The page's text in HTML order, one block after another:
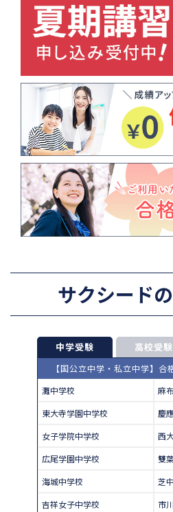
サクシード
中学受験 高校受験
【国公立中学・私立中学】合
灘中学校
麻
東大寺学園中学校
慶
女子学院中学校
西
広尾学園中学校
雙
海城中学校
芝
吉祥女子中学校
市